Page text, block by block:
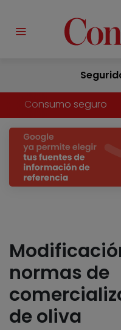
Consumo seguro
normas de
de oliva